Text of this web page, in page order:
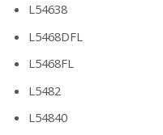
L54638
L5468DFL
L5468FL
L5482
L54840